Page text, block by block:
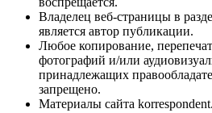
Владелец веб-страницы в
является автор публикации.
Любое копирование,
фотографий и/или
принадлежащих
запрещено.
Материалы сайта